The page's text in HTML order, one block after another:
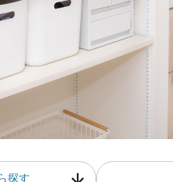
探す